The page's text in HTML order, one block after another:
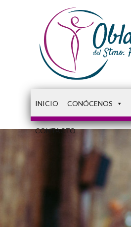
INICIO CONÓCENOS
CONTACTO